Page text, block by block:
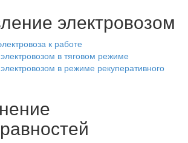
электровозом
к работе
в тяговом режиме
в режиме рекуперативного